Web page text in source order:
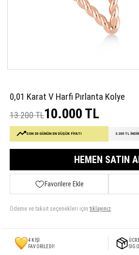
0,01 Karat V Harfi Pırlanta Kolye
13.200 TL10.000 TL
SON 30 GÜNÜN EN DÜŞÜK FİYATI 3.200 TL
HEMEN SATIN
Favorilere Ekle
Ödeme ve taksit seçenekleri için tıklayınız
4 KİŞİ
FAVORİLEDİ!